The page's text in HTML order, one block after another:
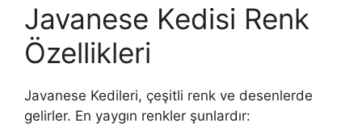
Javanese Kedisi Renk
Özellikleri
Javanese Kedileri, çeşitli renk ve desenlerde
gelirler. En yaygın renkler şunlardır: